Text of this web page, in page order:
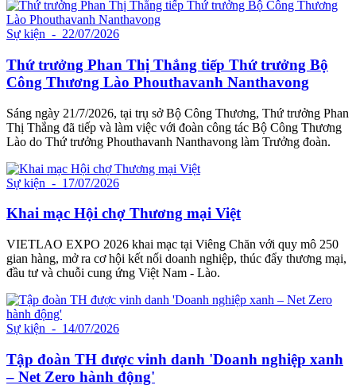
Sự kiện - 22/07/2026
Thứ trưởng Phan Thị Thắng tiếp Thứ trưởng Bộ
Công Thương Lào Phouthavanh Nanthavong
Sáng ngày 21/7/2026, tại trụ sở Bộ Công Thương, Thứ trưởng Phan
Thị Thắng đã tiếp và làm việc với đoàn công tác Bộ Công Thương
Lào do Thứ trưởng Phouthavanh Nanthavong làm Trưởng đoàn.
Sự kiện - 17/07/2026
Khai mạc Hội chợ Thương mại Việt
VIETLAO EXPO 2026 khai mạc tại Viêng Chăn với quy mô 250
gian hàng, mở ra cơ hội kết nối doanh nghiệp, thúc đẩy thương mại,
đầu tư và chuỗi cung ứng Việt Nam - Lào.
Sự kiện - 14/07/2026
Tập đoàn TH được vinh danh 'Doanh nghiệp xanh
– Net Zero hành động'